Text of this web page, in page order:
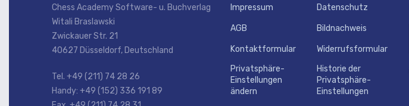
Chess Academy Software- u. Buchverlag
Witali Braslawski
Zwickauer Str. 21
40627 Düsseldorf, Deutschland
Tel. +49 (211) 74 28 26
Handy: +49 (152) 336 191 89
Impressum Datenschutz
AGB Bildnachweis
Kontaktformular
Widerrufsformular
Privatsphäre-
Einstellungen
ändern
Historie der
Privatsphäre-
Einstellungen